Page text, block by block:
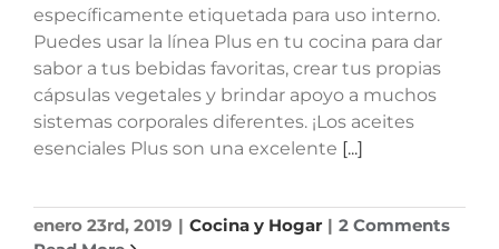
específicamente etiquetada para uso interno.
Puedes usar la línea Plus en tu cocina para dar
sabor a tus bebidas favoritas, crear tus propias
cápsulas vegetales y brindar apoyo a muchos
sistemas corporales diferentes. ¡Los aceites
esenciales Plus son una excelente [...]
enero 23rd, 2019 | Cocina y Hogar | 2 Comments